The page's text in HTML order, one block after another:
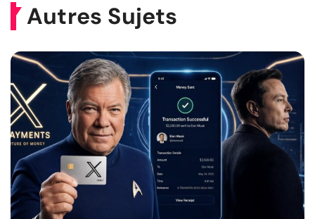
Autres Sujets